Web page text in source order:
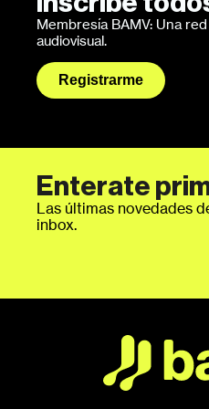
Membresía BAMV: Una
audiovisual.
Registrarme
Enterate
Las últimas novedades
inbox.